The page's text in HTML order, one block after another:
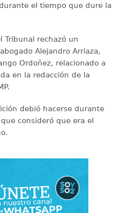
el tiempo que dure la
Tribunal rechazó un
Alejandro Arriaza,
Ordoñez, relacionado a
en la redacción de la
debió hacerse durante
consideró que era el